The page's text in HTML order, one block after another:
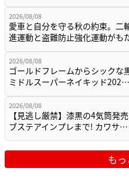
2026/08/08
愛車と自分を守る秋の約束。二
進運動と盗難防止強化運動がも
2026/08/08
ゴールドフレームからシックな
ミドルスーパーネイキッド202…
2026/08/08
【見逃し厳禁】漆黒の4気筒発
ブステアインプレまで! カワサ…
も